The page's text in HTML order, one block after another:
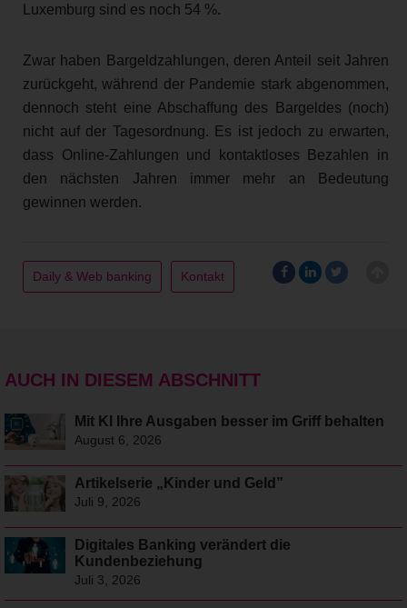
Luxemburg sind es noch 54 %.
Zwar haben Bargeldzahlungen, deren Anteil seit Jahren
zurückgeht, während der Pandemie stark abgenommen,
dennoch steht eine Abschaffung des Bargeldes (noch)
nicht auf der Tagesordnung. Es ist jedoch zu erwarten,
dass Online-Zahlungen und kontaktloses Bezahlen in
den nächsten Jahren immer mehr an Bedeutung
gewinnen werden.
Daily & Web banking Kontakt
AUCH IN DIESEM ABSCHNITT
Mit KI Ihre Ausgaben besser im Griff behalten
August 6, 2026
Artikelserie „Kinder und Geld”
Juli 9, 2026
Digitales Banking verändert die
Kundenbeziehung
Juli 3, 2026